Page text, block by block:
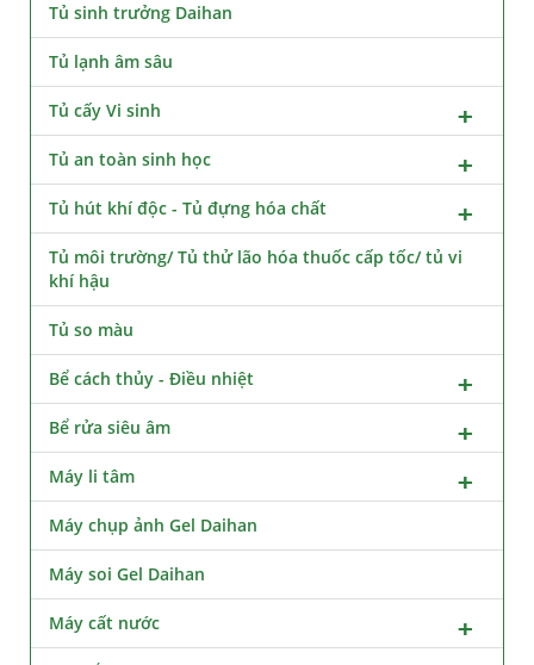
Tủ sinh trưởng Daihan
Tủ lạnh âm sâu
Tủ cấy Vi sinh
Tủ an toàn sinh học
Tủ hút khí độc - Tủ đựng hóa chất
Tủ môi trường/ Tủ thử lão hóa thuốc cấp tốc/ tủ vi
khí hậu
Tủ so màu
Bể cách thủy - Điều nhiệt
Bể rửa siêu âm
Máy li tâm
Máy chụp ảnh Gel Daihan
Máy soi Gel Daihan
Máy cất nước